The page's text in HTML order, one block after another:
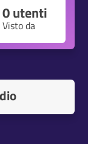
0utenti
Visto da